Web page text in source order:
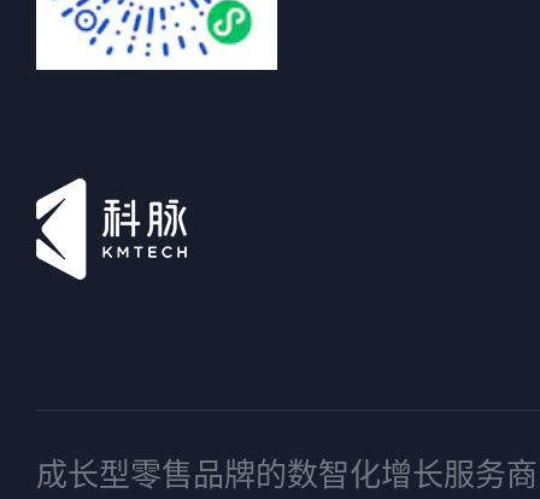
成长型零售品牌的数智化增长服务商